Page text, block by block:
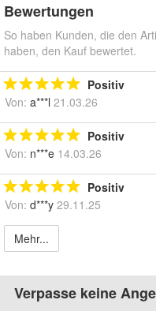
Bewertungen
So haben Kunden, die den
haben, den Kauf bewertet.
Positiv
Von: a***l 21.03.26
Positiv
Von: n***e 14.03.26
Positiv
Von: d***y 29.11.25
Mehr...
Verpasse keine